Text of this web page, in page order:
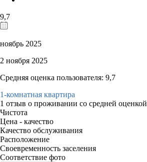
9,7
ноябрь 2025
2 ноября 2025
Средняя оценка пользователя: 9,7
1-комнатная квартира
1 отзыв о проживании со средней оценкой
Чистота
Цена - качество
Качество обслуживания
Расположение
Своевременность заселения
Соответствие фото